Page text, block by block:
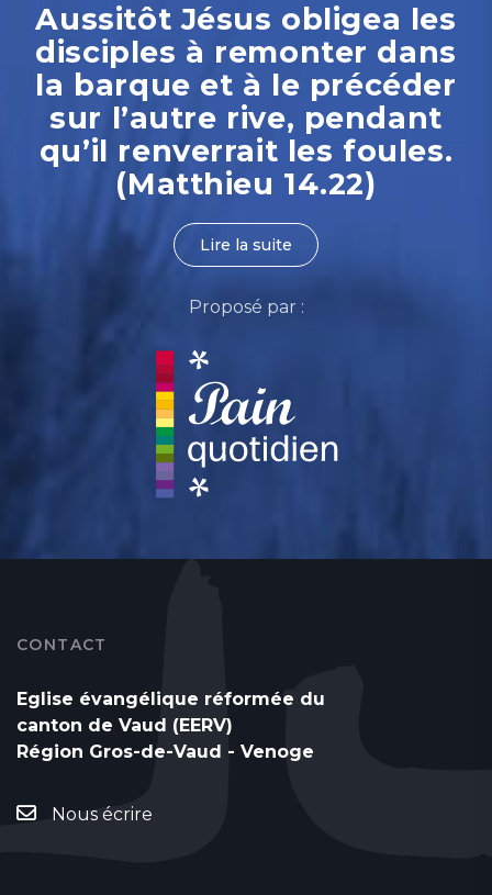
Aussitôt Jésus obligea les
disciples à remonter dans
la barque et à le précéder
sur l’autre rive, pendant
qu’il renverrait les foules.
(Matthieu 14.22)
Lire la suite
Proposé par :
CONTACT
Eglise évangélique réformée du
canton de Vaud (EERV)
Région Gros-de-Vaud - Venoge
Nous écrire